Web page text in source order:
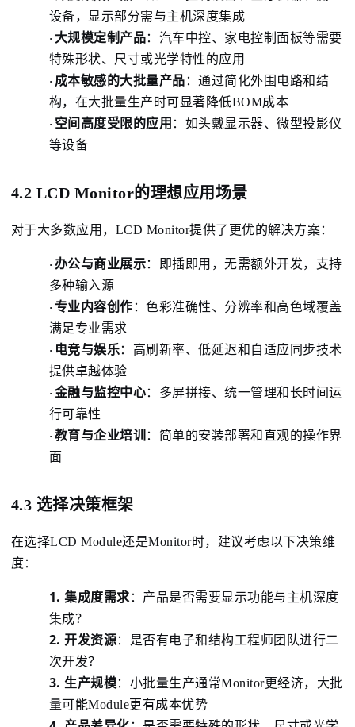
设备，显示部分需与主机深度集成
· 大规模定制产品： 汽车中控、家电控制面板等需要
特殊形状、尺寸或光学特性的应用
· 成本敏感的大批量产品 ：通过简化外围电路和结
构，在大批量生产时可显著降低BOM成本
· 空间高度受限的应用 ： 如头戴显示器、微型投影仪
等设备
4.2 LCD Monitor的理想应用场景
对于大多数应用，LCD Monitor提供了更优的解决方案：
· 办公与商业展示：
即插即用，无需额外开发，支持
多种输入源
· 专业内容创作 ：色彩准确性、分辨率和高色域覆盖
满足专业需求
· 电竞与娱乐： 高刷新率、低延迟和自适应同步技术
提供卓越体验
· 金融与监控中心： 多屏拼接、统一管理和长时间运
行可靠性
· 教育与企业培训 ： 简单的安装部署和直观的操作界
面
4.3 选择决策框架
在选择LCD Module还是Monitor时，建议考虑以下决策维
度：
1.集成度需求 ： 产品是否需要显示功能与主机深度
集成？
2.开发资源： 是否有电子和结构工程师团队进行二
次开发？
3.生产规模： 小批量生产通常Monitor更经济，大批
量可能Module更有成本优势